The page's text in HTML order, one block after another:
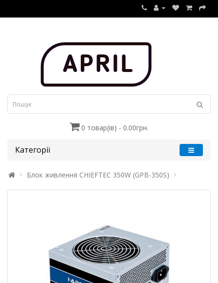
0 товар(ів) - 0.00грн.
Категорії
Блок живлення CHIEFTEC 350W (GPB-350S)